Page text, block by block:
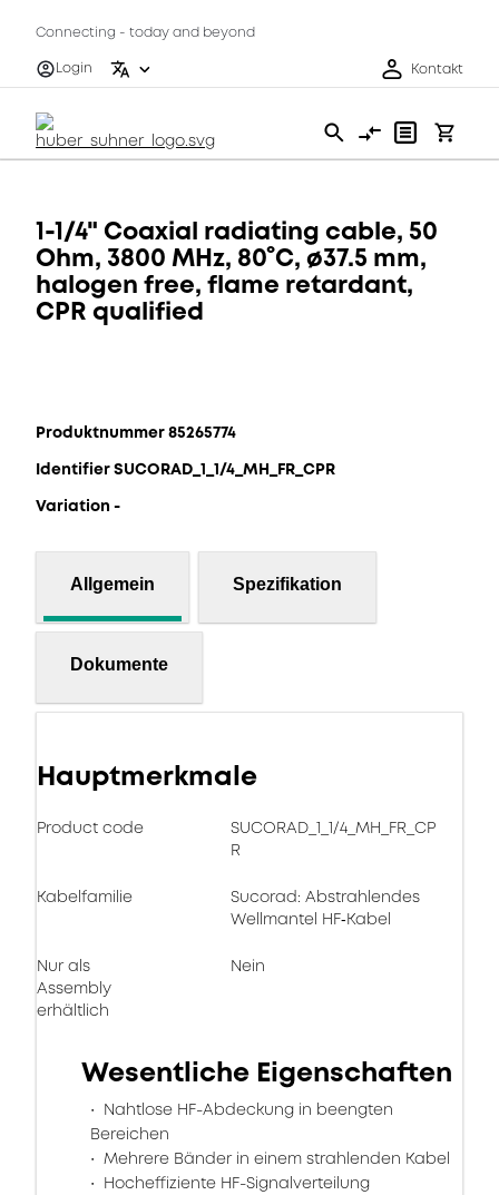
Connecting - today and beyond
Login
Kontakt
1-1/4" Coaxial radiating cable, 50
Ohm, 3800 MHz, 80°C, ø37.5 mm,
halogen free, flame retardant,
CPR qualified
Produktnummer 85265774
Identifier SUCORAD_1_1/4_MH_FR_CPR
Variation -
Allgemein Spezifikation
Dokumente
Hauptmerkmale
Product code
SUCORAD_1_1/4_MH_FR_CP
R
Kabelfamilie
Sucorad: Abstrahlendes
Wellmantel HF‑Kabel
Nur als
Assembly
erhältlich
Nein
Wesentliche Eigenschaften
Nahtlose HF-Abdeckung in beengten
Bereichen
Mehrere Bänder in einem strahlenden Kabel
Hocheffiziente HF-Signalverteilung